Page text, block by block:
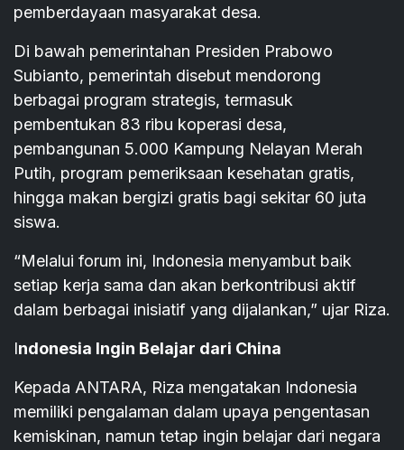
pemberdayaan masyarakat desa.
Di bawah pemerintahan Presiden Prabowo
Subianto, pemerintah disebut mendorong
berbagai program strategis, termasuk
pembentukan 83 ribu koperasi desa,
pembangunan 5.000 Kampung Nelayan Merah
Putih, program pemeriksaan kesehatan gratis,
hingga makan bergizi gratis bagi sekitar 60 juta
siswa.
“Melalui forum ini, Indonesia menyambut baik
setiap kerja sama dan akan berkontribusi aktif
dalam berbagai inisiatif yang dijalankan,” ujar Riza.
Indonesia Ingin Belajar dari China
Kepada ANTARA, Riza mengatakan Indonesia
memiliki pengalaman dalam upaya pengentasan
kemiskinan, namun tetap ingin belajar dari negara